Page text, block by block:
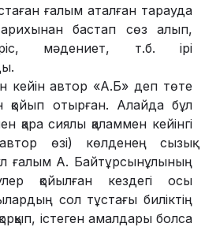
ғалым аталған тарауда
бастап сөз алып,
мәдениет, т.б. ірі
кейін автор «А.Б» деп төте
қойып отырған. Алайда бұл
қара сиялы қаламмен кейінгі
өзі) көлденең сызық
ғалым А. Байтұрсынұлының
қойылған кездегі осы
сол тұстағы биліктің
істеген амалдары болса